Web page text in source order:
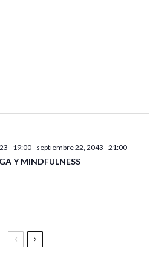
- 19:00- septiembre 22, 2043 - 21:00
Y MINDFULNESS